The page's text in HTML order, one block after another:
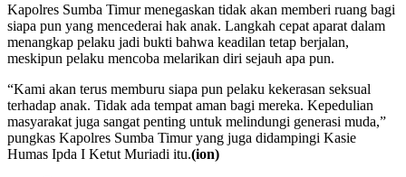
Kapolres Sumba Timur menegaskan tidak akan memberi ruang bagi
siapa pun yang mencederai hak anak. Langkah cepat aparat dalam
menangkap pelaku jadi bukti bahwa keadilan tetap berjalan,
meskipun pelaku mencoba melarikan diri sejauh apa pun.
“Kami akan terus memburu siapa pun pelaku kekerasan seksual
terhadap anak. Tidak ada tempat aman bagi mereka. Kepedulian
masyarakat juga sangat penting untuk melindungi generasi muda,”
pungkas Kapolres Sumba Timur yang juga didampingi Kasie
Humas Ipda I Ketut Muriadi itu.(ion)